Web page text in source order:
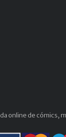
online de cómics,